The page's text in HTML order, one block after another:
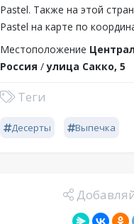
Pastel. Также на этой
Pastel на карте по
Местоположение
Россия /улица Сакко, 5
Теги
Десерты Выпечка